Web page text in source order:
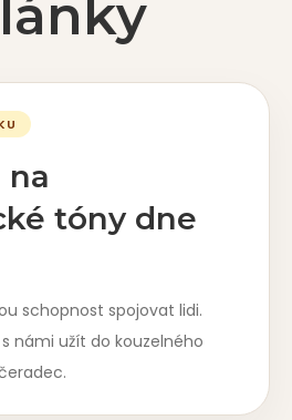
na
tóny dne
schopnost spojovat lidi.
námi užít do kouzelného